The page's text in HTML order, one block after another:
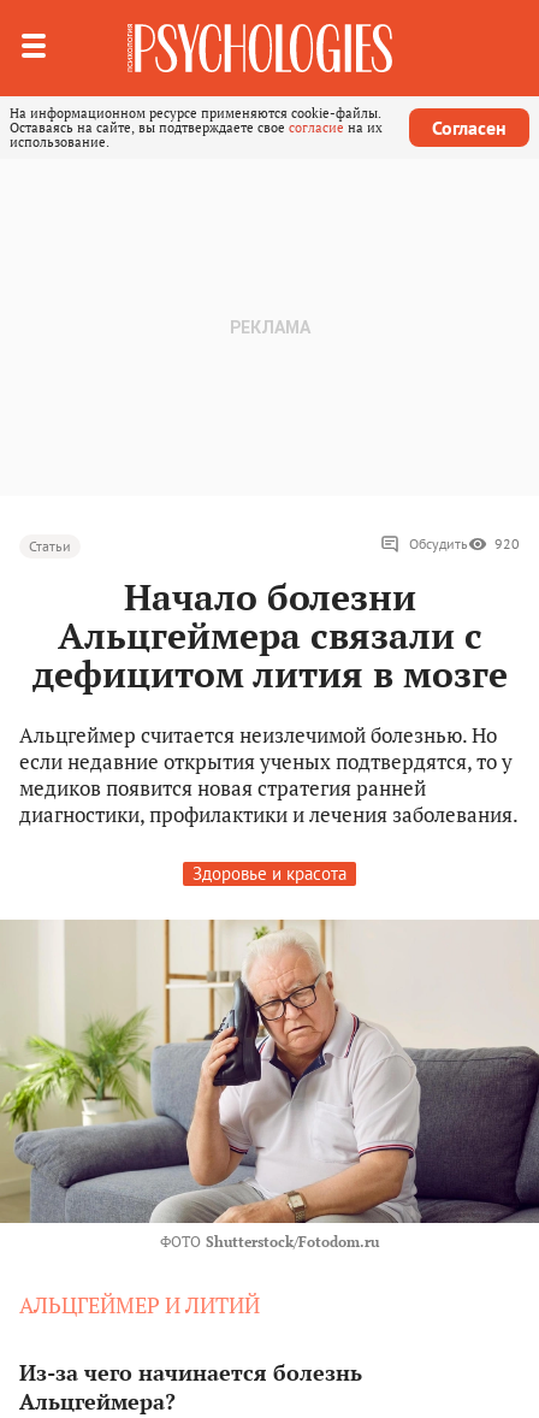
На информационном ресурсе применяются cookie-файлы.
Оставаясь на сайте, вы подтверждаете свое согласие на их
использование.
Согласен
Статьи Обсудить 920
Начало болезни
Альцгеймера связали с
дефицитом лития в мозге
Альцгеймер считается неизлечимой болезнью. Но
если недавние открытия ученых подтвердятся, то у
медиков появится новая стратегия ранней
диагностики, профилактики и лечения заболевания.
Здоровье и красота
ФОТО Shutterstock/Fotodom.ru
АЛЬЦГЕЙМЕР И ЛИТИЙ
Из-за чего начинается болезнь
Альцгеймера?